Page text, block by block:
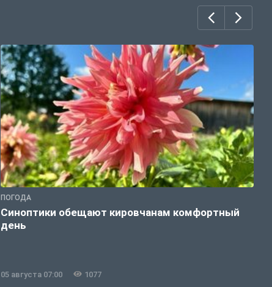
ПОГОДА
Синоптики обещают кировчанам комфортный
день
05 августа 07:00 1077